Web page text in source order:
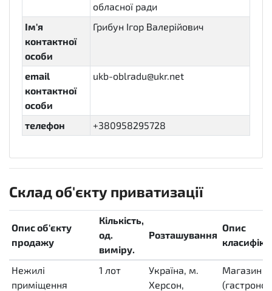
обласної ради
Ім'я
контактної
особи
Грибун Ігор Валерійович
email
контактної
особи
ukb-oblradu@ukr.net
телефон +380958295728
Склад об'єкту приватизації
Опис об'єкту
продажу
Кількість,
од.
виміру.
Розташування
Опис
Нежилі
приміщення
1 лот
Україна, м.
Херсон,
Магазин